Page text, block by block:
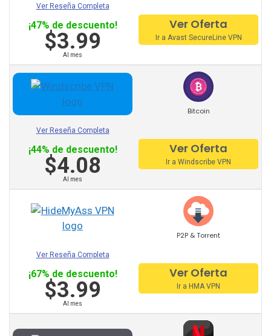
Hola Vpn
Btguard
Unlocator
Avira Phantom Vpn
Vpn Master
Vpnsecure
Ibvpn
Ivacy Vpn
Ver Reseña Completa
¡47% de descuento!
$3.99
Al mes
Ver Oferta
Ir a Avast SecureLine VPN
Bitcoin
Ver Reseña Completa
¡44% de descuento!
$4.08
Al mes
Ver Oferta
Ir a Windscribe VPN
P2P & Torrent
Ver Reseña Completa
¡67% de descuento!
$3.99
Al mes
Ver Oferta
Ir a HMA VPN